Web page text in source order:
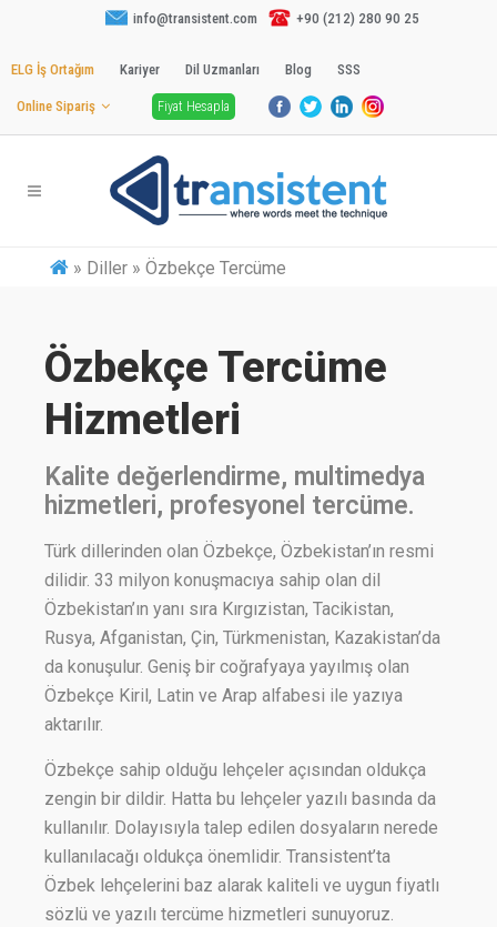
info@transistent.com +90 (212) 280 90 25
ELG İş Ortağım Kariyer Dil Uzmanları Blog SSS
Online Sipariş Fiyat Hesapla
» Diller » Özbekçe Tercüme
Özbekçe Tercüme
Hizmetleri
Kalite değerlendirme, multimedya
hizmetleri, profesyonel tercüme.
Türk dillerinden olan Özbekçe, Özbekistan’ın resmi
dilidir. 33 milyon konuşmacıya sahip olan dil
Özbekistan’ın yanı sıra Kırgızistan, Tacikistan,
Rusya, Afganistan, Çin, Türkmenistan, Kazakistan’da
da konuşulur. Geniş bir coğrafyaya yayılmış olan
Özbekçe Kiril, Latin ve Arap alfabesi ile yazıya
aktarılır.
Özbekçe sahip olduğu lehçeler açısından oldukça
zengin bir dildir. Hatta bu lehçeler yazılı basında da
kullanılır. Dolayısıyla talep edilen dosyaların nerede
kullanılacağı oldukça önemlidir. Transistent’ta
Özbek lehçelerini baz alarak kaliteli ve uygun fiyatlı
sözlü ve yazılı tercüme hizmetleri sunuyoruz.